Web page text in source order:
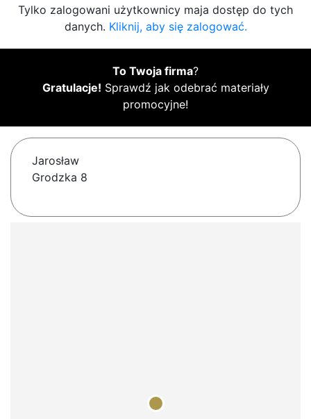
Tylko zalogowani użytkownicy maja dostęp do tych
danych. Kliknij, aby się zalogować.
To Twoja firma?
Gratulacje! Sprawdź jak odebrać materiały
promocyjne!
Jarosław
Grodzka 8